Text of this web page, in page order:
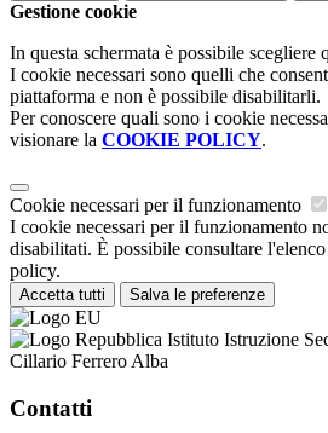
Gestione cookie
In questa schermata è possibile scegliere
I cookie necessari sono quelli che
piattaforma e non è possibile disabilitarli.
Per conoscere quali sono i cookie
visionare la COOKIE POLICY.
Cookie necessari per il funzionamento
I cookie necessari per il funzionamento
disabilitati. È possibile consultare
policy.
Accetta tutti Salva le preferenze
Istituto Istruzione
Cillario Ferrero Alba
Contatti